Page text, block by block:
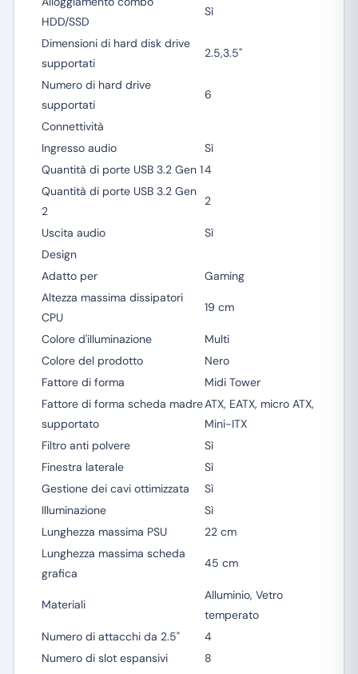
HDD/SSD
Sì
Dimensioni di hard disk drive
supportati
2.5,3.5"
Numero di hard drive
supportati
6
Connettività
Ingresso audio
Sì
Quantità di porte USB 3.2 Gen 14
Quantità di porte USB 3.2 Gen
2
2
Uscita audio
Sì
Design
Adatto per
Gaming
Altezza massima dissipatori
CPU
19 cm
Colore d'illuminazione
Multi
Colore del prodotto
Nero
Fattore di forma
Midi Tower
Fattore di forma scheda madre
supportato
ATX, EATX, micro ATX,
Mini-ITX
Filtro anti polvere
Sì
Finestra laterale
Sì
Gestione dei cavi ottimizzata
Sì
Illuminazione
Sì
Lunghezza massima PSU
22 cm
Lunghezza massima scheda
grafica
45 cm
Materiali
Alluminio, Vetro
temperato
Numero di attacchi da 2.5"
4
Numero di slot espansivi
8